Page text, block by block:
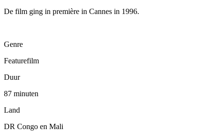
De film ging in première in Cannes in 1996.
Genre
Featurefilm
Duur
87 minuten
Land
DR Congo en Mali